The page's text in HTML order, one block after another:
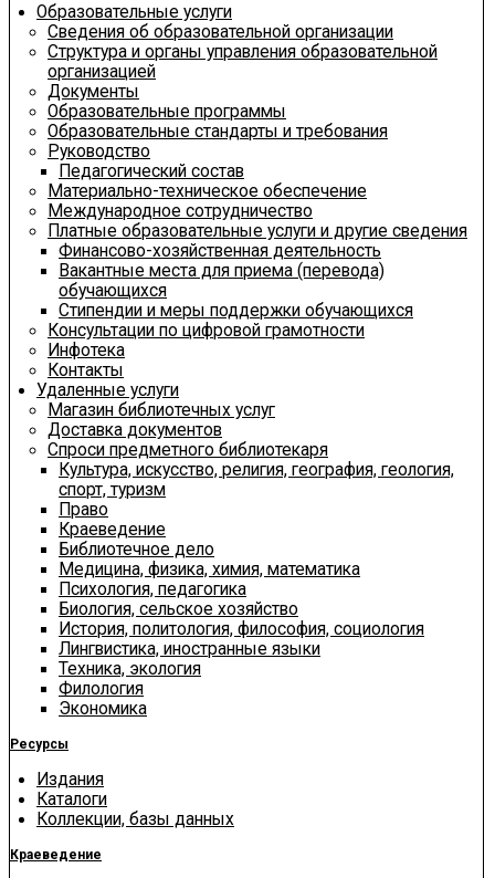
Образовательные услуги
Сведения об образовательной организации
Структура и органы управления образовательной
организацией
Документы
Образовательные программы
Образовательные стандарты и требования
Руководство
Педагогический состав
Материально-техническое обеспечение
Международное сотрудничество
Платные образовательные услуги и другие сведения
Финансово-хозяйственная деятельность
Вакантные места для приема (перевода)
обучающихся
Стипендии и меры поддержки обучающихся
Консультации по цифровой грамотности
Инфотека
Контакты
Удаленные услуги
Магазин библиотечных услуг
Доставка документов
Спроси предметного библиотекаря
Культура, искусство, религия, география, геология,
спорт, туризм
Право
Краеведение
Библиотечное дело
Медицина, физика, химия, математика
Психология, педагогика
Биология, сельское хозяйство
История, политология, философия, социология
Лингвистика, иностранные языки
Техника, экология
Филология
Экономика
Ресурсы
Издания
Каталоги
Коллекции, базы данных
Краеведение